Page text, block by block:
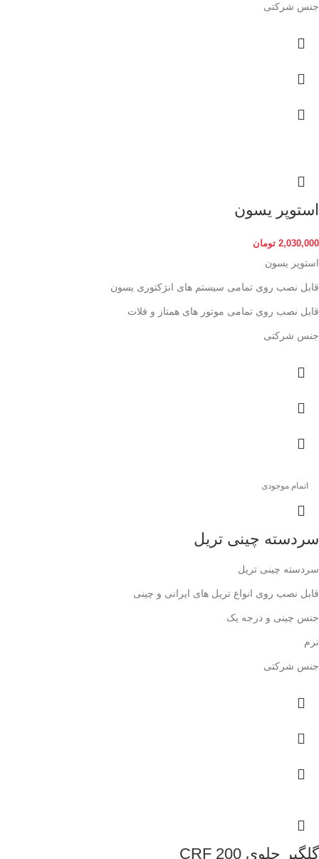
جنس شرکتی
استوپر یسون
2,030,000 تومان
استوپر یسون
قابل نصب روی تمامی سیستم های انژکتوری یسون
قابل نصب روی تمامی موتور های همتاز و فلات
جنس شرکتی
اتمام موجودی
سردسته چینی تریل
سردسته چینی تریل
قابل نصب روی انواع تریل های ایرانی و چینی
جنس چینی و درجه یک
نرم
جنس شرکتی
گلگیر جلوی CRF 200